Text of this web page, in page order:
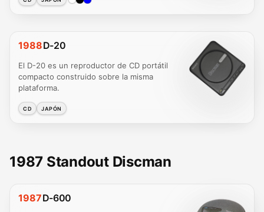
1988D-20
El D-20 es un reproductor de CD portátil
compacto construido sobre la misma
plataforma.
CD JAPÓN
1987 Standout Discman
1987D-600